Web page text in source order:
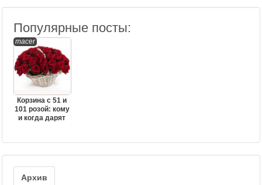
Популярные посты:
macer
Корзина с 51 и
101 розой: кому
и когда дарят
Архив